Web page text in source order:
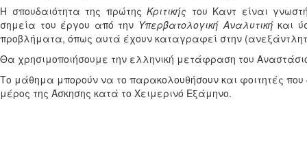
Η σπουδαιότητα της πρώτης Κριτικής του Καντ είναι
σημεία του έργου από την Υπερβατολογική Αναλυτικήκαι
προβλήματα, όπως αυτά έχουν καταγραφεί στην
Θα χρησιμοποιήσουμε την ελληνική μετάφραση του
Το μάθημα μπορούν να το παρακολουθήσουν και φοιτητές
μέρος της Άσκησης κατά το Χειμερινό Εξάμηνο.